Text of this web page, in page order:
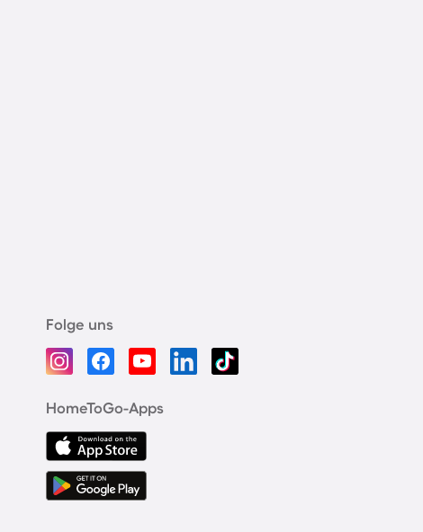
Folge uns
HomeToGo-Apps